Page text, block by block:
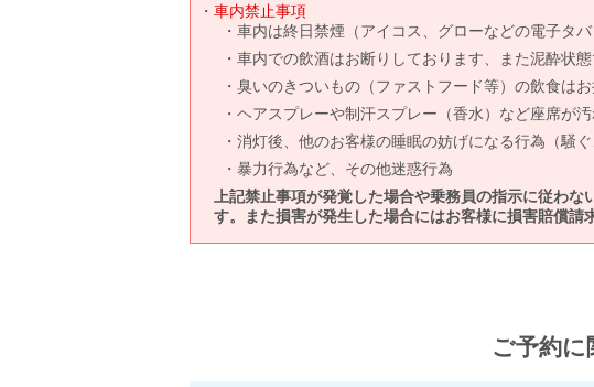
車内禁止事項
車内は終日禁煙（アイコス、グローなどの電子タバ
車内での飲酒はお断りしております、また泥酔状
臭いのきついもの（ファストフード等）の飲食はお
ヘアスプレーや制汗スプレー（香水）など座席が
消灯後、他のお客様の睡眠の妨げになる行為（騒
暴力行為など、その他迷惑行為
上記禁止事項が発覚した場合や乗務員の指示に従わ
す。また損害が発生した場合にはお客様に損害賠償請
ご予約に